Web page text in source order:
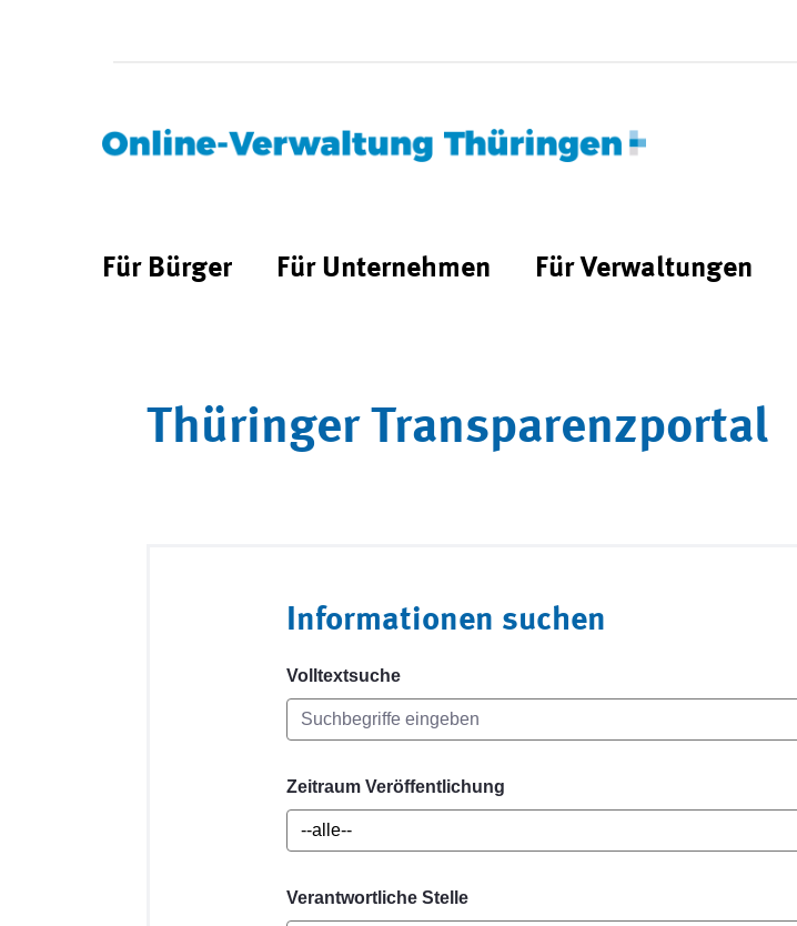
Für Bürger Für Unternehmen Für Verwaltungen
Thüringer Transparenzportal
Informationen suchen
Volltextsuche
Zeitraum Veröffentlichung
Verantwortliche Stelle